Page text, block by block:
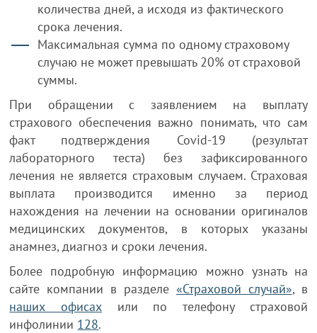
количества дней, а исходя из фактического
срока лечения.
Максимальная сумма по одному страховому
случаю не может превышать 20% от страховой
суммы.
При обращении с заявлением на выплату
страхового обеспечения важно понимать, что сам
факт подтверждения Covid-19 (результат
лабораторного теста) без зафиксированного
лечения не является страховым случаем. Страховая
выплата производится именно за период
нахождения на лечении на основании оригиналов
медицинских документов, в которых указаны
анамнез, диагноз и сроки лечения.
Более подробную информацию можно узнать на
сайте компании в разделе «Страховой случай», в
наших офисах или по телефону страховой
инфолинии 128.